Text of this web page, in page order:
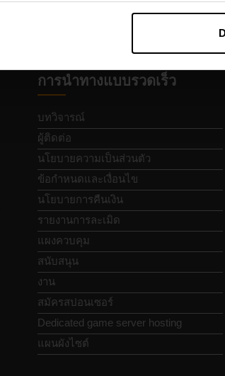
การนำทางแบบรวดเร็ว
บทวิจารณ์
ผู้ติดต่อ
นโยบายความเป็นส่วนตัว
ข้อกำหนดและเงื่อนไข
นโยบายการคืนเงิน
รายงานการละเมิด
แผงควบคุม
สนับสนุน
งาน
สมัครสปอนเซอร์
Dedicated game server hosting
แผนผังไซต์